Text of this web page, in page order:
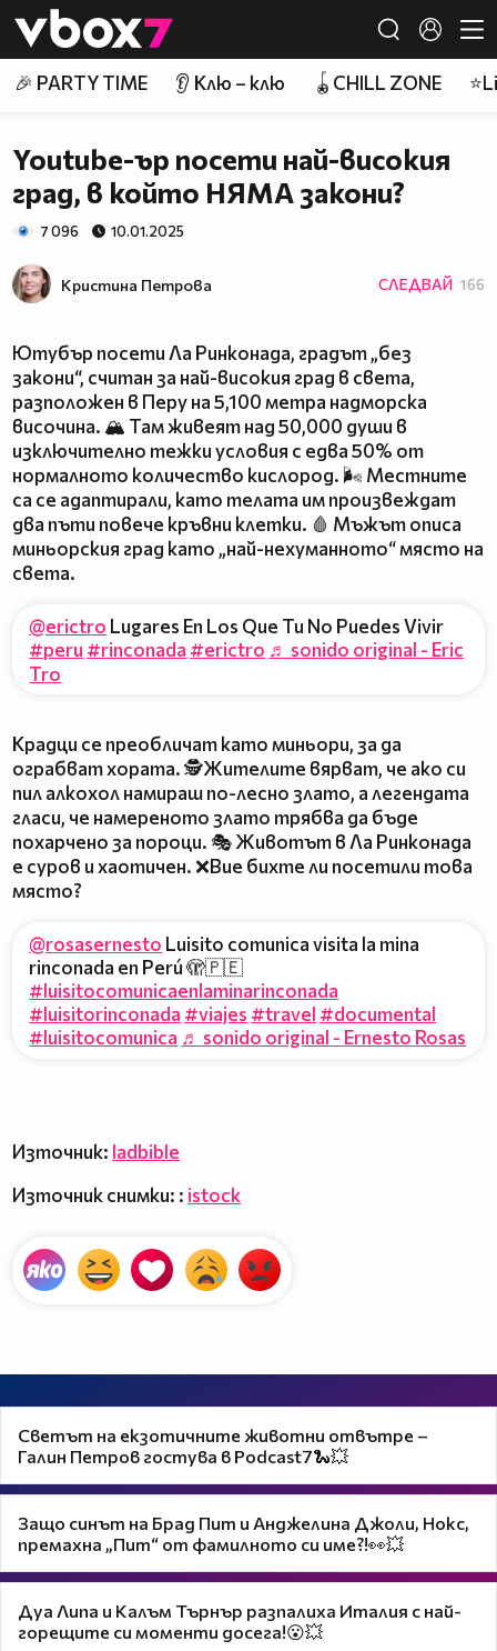
👾
🎉 PARTY TIME 👂 Клю – клю 🪀CHILL ZONE
Youtube-ър посети най-високия
град, в който НЯМА закони?
7 096 10.01.2025
Кристина Петрова СЛЕДВАЙ 166
Ютубър посети Ла Ринконада, градът „без
закони“, считан за най-високия град в света,
разположен в Перу на 5,100 метра надморска
височина. 🏔️ Там живеят над 50,000 души в
изключително тежки условия с едва 50% от
нормалното количество кислород. 🌬️ Местните
са се адаптирали, като телата им произвеждат
два пъти повече кръвни клетки. 🩸 Мъжът описа
миньорския град като „най-нехуманното“ място на
света.
@erictro Lugares En Los Que Tu No Puedes Vivir
#peru #rinconada #erictro ♬ sonido original - Eric
Tro
Крадци се преобличат като миньори, за да
ограбват хората. 🕵️‍Жителите вярват, че ако си
пил алкохол намираш по-лесно злато, а легендата
гласи, че намереното злато трябва да бъде
похарчено за пороци. 🎭 Животът в Ла Ринконада
е суров и хаотичен. ❌Вие бихте ли посетили това
място?
@rosasernesto Luisito comunica visita la mina
rinconada en Perú 🫣🇵🇪
#luisitocomunicaenlaminarinconada
#luisitorinconada #viajes #travel #documental
#luisitocomunica ♬ sonido original - Ernesto Rosas
Източник: ladbible
Източник снимки: : istock
Светът на екзотичните животни отвътре –
Галин Петров гостува в Podcast7🐍💥
Защо синът на Брад Пит и Анджелина Джоли, Нокс,
премахна „Пит“ от фамилното си име?!👀💥
Дуа Липа и Калъм Търнър разпалиха Италия с най-
горещите си моменти досега!😮💥